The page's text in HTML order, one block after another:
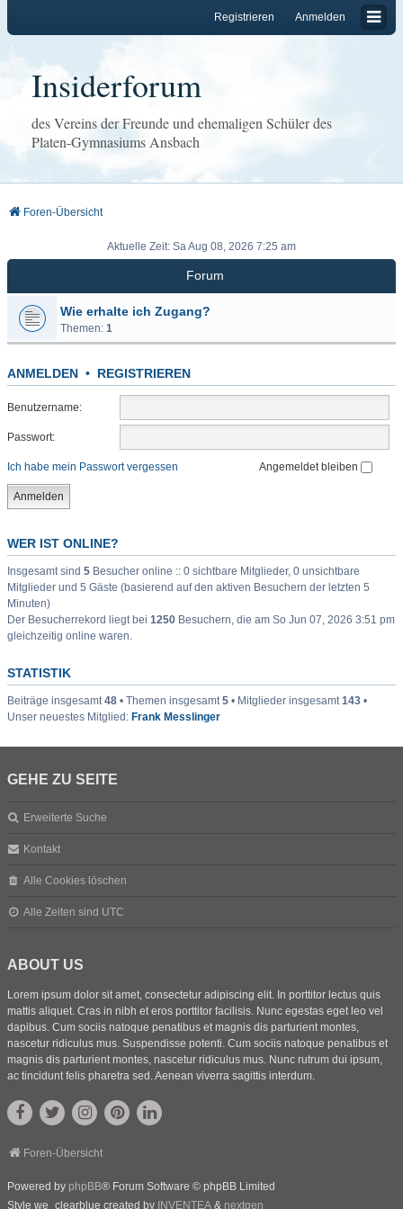
Anmelden
Registrieren
Insiderforum
des Vereins der Freunde und ehemaligen Schüler des
Platen-Gymnasiums Ansbach
Foren-Übersicht
Aktuelle Zeit: Sa Aug 08, 2026 7:25 am
Forum
Wie erhalte ich Zugang?
Themen: 1
ANMELDEN • REGISTRIEREN
Benutzername:
Passwort:
Ich habe mein Passwort vergessen Angemeldet bleiben
WER IST ONLINE?
Insgesamt sind 5 Besucher online :: 0 sichtbare Mitglieder, 0 unsichtbare
Mitglieder und 5 Gäste (basierend auf den aktiven Besuchern der letzten 5
Minuten)
Der Besucherrekord liegt bei 1250 Besuchern, die am So Jun 07, 2026 3:51 pm
gleichzeitig online waren.
STATISTIK
Beiträge insgesamt48 • Themen insgesamt5 • Mitglieder insgesamt143 •
Unser neuestes Mitglied: Frank Messlinger
GEHE ZU SEITE
Erweiterte Suche
Kontakt
Alle Cookies löschen
Alle Zeiten sind UTC
ABOUT US
Lorem ipsum dolor sit amet, consectetur adipiscing elit. In porttitor lectus quis
mattis aliquet. Cras in nibh et eros porttitor facilisis. Nunc egestas eget leo vel
dapibus. Cum sociis natoque penatibus et magnis dis parturient montes,
nascetur ridiculus mus. Suspendisse potenti. Cum sociis natoque penatibus et
magnis dis parturient montes, nascetur ridiculus mus. Nunc rutrum dui ipsum,
ac tincidunt felis pharetra sed. Aenean viverra sagittis interdum.
Foren-Übersicht
Powered by phpBB® Forum Software © phpBB Limited
Style we_clearblue created by INVENTEA & nextgen